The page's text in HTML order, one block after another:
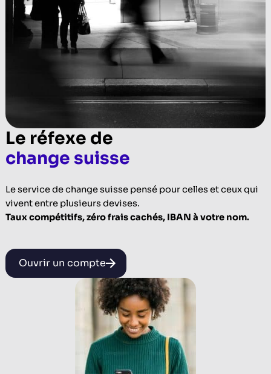
Le réfexe de
change suisse
Le service de change suisse pensé pour celles et ceux qui
vivent entre plusieurs devises.
Taux compétitifs, zéro frais cachés, IBAN à votre nom.
Ouvrir un compte